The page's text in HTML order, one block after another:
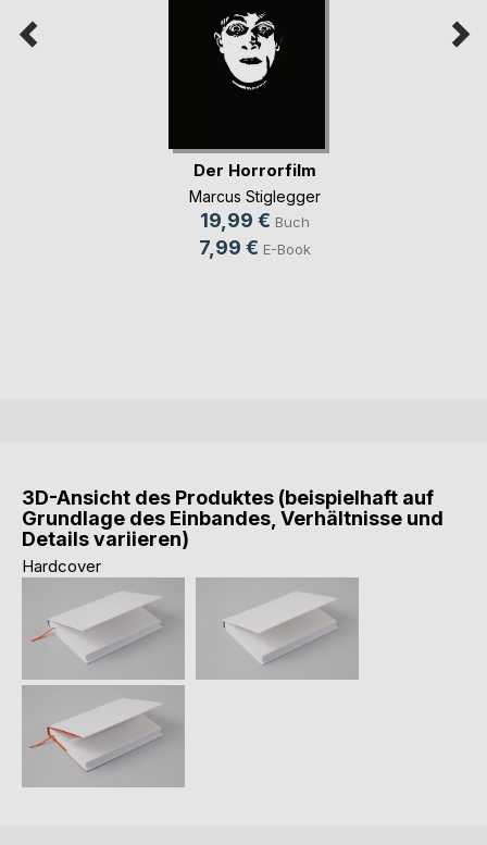
Der Horrorfilm
Marcus Stiglegger
19,99 € Buch
7,99 € E-Book
3D-Ansicht des Produktes (beispielhaft auf
Grundlage des Einbandes, Verhältnisse und
Details variieren)
Hardcover